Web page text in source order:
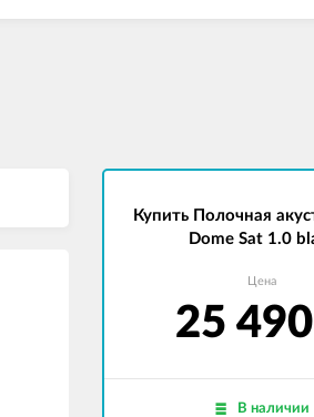
Купить Полочная
Dome Sat 1.0
Цена
25 490
В наличии